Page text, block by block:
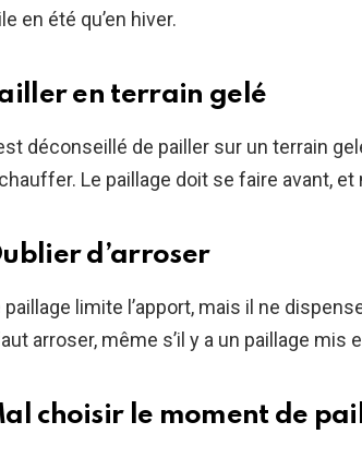
en été qu’en hiver.
en terrain gelé
déconseillé de pailler sur un terrain
Le paillage doit se faire avant,
d’arroser
paillage limite l’apport, mais il ne
arroser, même s’il y a un paillage mis
choisir le moment de